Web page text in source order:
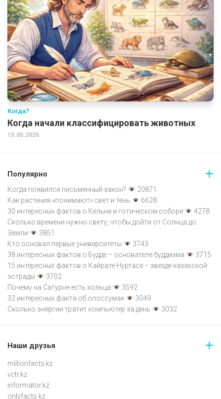
Когда?
Когда начали классифицировать животных
15.05.2026
Популярно
Когда появился письменный закон?
20871
Как растения «понимают» свет и тень
6628
30 интересных фактов о Кельне и готическом соборе
4278
Сколько времени нужно свету, чтобы дойти от Солнца до
Земли
3851
Кто основал первые университеты
3743
38 интересных фактов о Будде – основателе буддизма
3715
15 интересных фактов о Кайрате Нуртасе – звезде казахской
эстрады
3702
Почему на Сатурне есть кольца
3592
32 интересных факта об опоссумах
3049
Сколько энергии тратит компьютер за день
3032
Наши друзья
millionfacts.kz
vctr.kz
informator.kz
onlyfacts.kz